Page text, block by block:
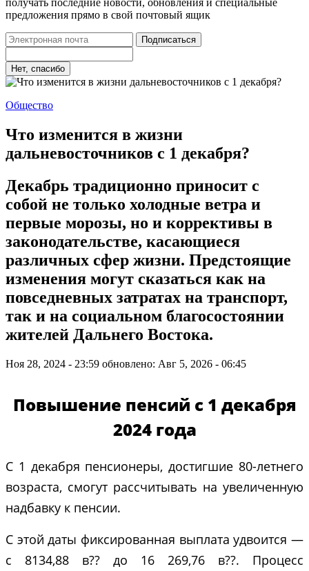
получать последние новости, обновления и специальные
предложения прямо в свой почтовый ящик
Подписаться
Нет, спасибо
Общество
Что изменится в жизни
дальневосточников с 1 декабря?
Декабрь традиционно приносит с
собой не только холодные ветра и
первые морозы, но и коррективы в
законодательстве, касающиеся
различных сфер жизни. Предстоящие
изменения могут сказаться как на
повседневных затратах на транспорт,
так и на социальном благосостоянии
жителей Дальнего Востока.
Ноя 28, 2024 - 23:59 обновлено: Авг 5, 2026 - 06:45
Повышение пенсий с 1 декабря
2024 года
С 1 декабря пенсионеры, достигшие 80-летнего
возраста, смогут рассчитывать на увеличенную
надбавку к пенсии.
С этой даты фиксированная выплата удвоится —
с 8134,88 в?? до 16 269,76 в??. Процесс